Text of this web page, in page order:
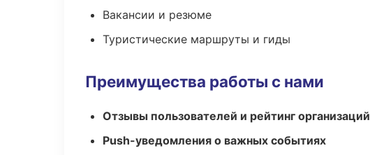
Вакансии и резюме
Туристические маршруты и гиды
Преимущества работы с нами
Отзывы пользователей и рейтинг организаций
Push-уведомления о важных событиях